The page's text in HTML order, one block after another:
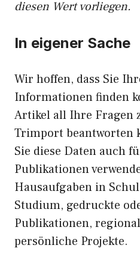
diesen Wert vorliegen.
In eigener Sache
Wir hoffen, dass Sie
Informationen finden
Artikel all Ihre Fragen
Trimport beantworten
Sie diese Daten auch
Publikationen
Hausaufgaben in
Studium, gedruckte
Publikationen,
persönliche Projekte.